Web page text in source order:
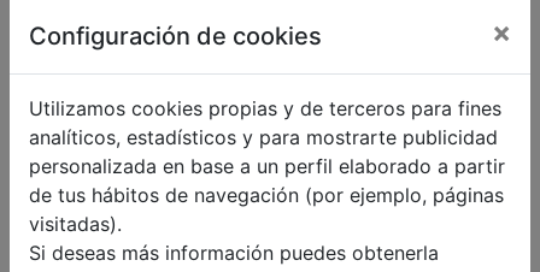
Política de privacidad:
Finalidad:Gestionar el evento, tu inscripción y la
asistencia al mismo.
Legitimación:Tu consentimiento expreso.
Destinatarios:Prestadores de servicios tecnológicos
y de organización de eventos, como encargados del
tratamiento, que seguirán siempre nuestras
Configuración de cookies ×
Utilizamos cookies propias y de terceros para fines
analíticos, estadísticos y para mostrarte publicidad
personalizada en base a un perfil elaborado a partir
de tus hábitos de navegación (por ejemplo, páginas
visitadas).
Si deseas más información puedes obtenerla